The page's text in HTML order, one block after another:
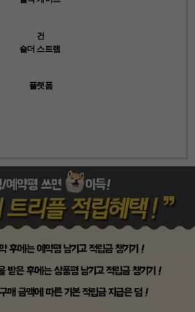
건
숄더 스트랩
플랫폼